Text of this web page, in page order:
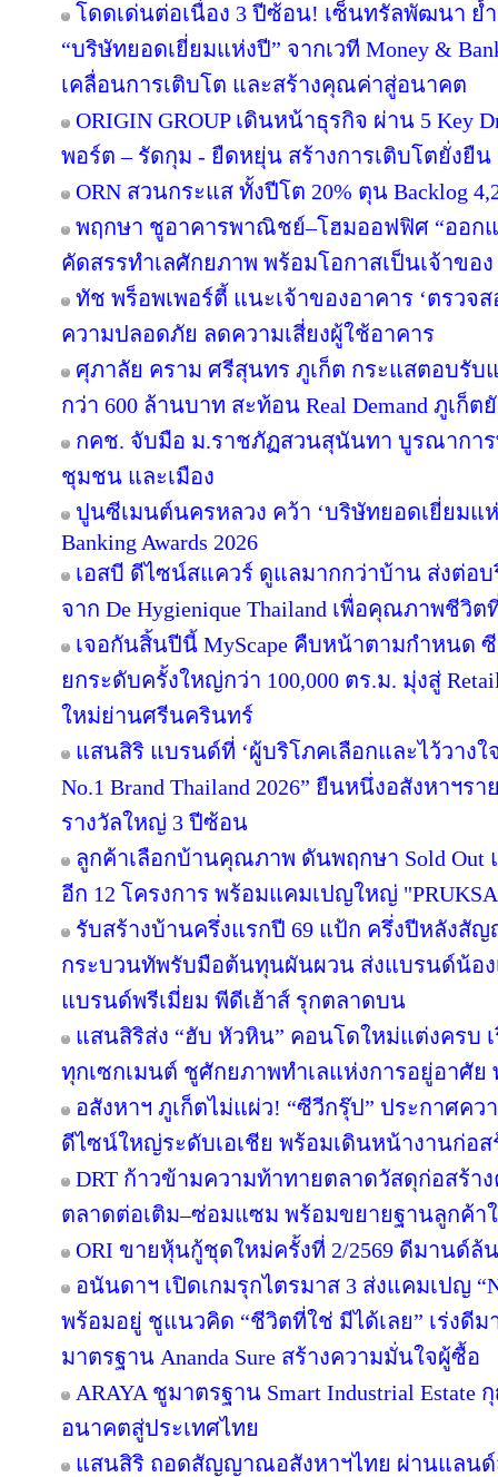
โดดเด่นต่อเนื่อง 3 ปีซ้อน! เซ็นทรัลพัฒนา ย้ำ
“บริษัทยอดเยี่ยมแห่งปี” จากเวที Money &
เคลื่อนการเติบโต และสร้างคุณค่าสู่อนาคต
ORIGIN GROUP เดินหน้าธุรกิจ ผ่าน 5 Key
พอร์ต – รัดกุม - ยืดหยุ่น สร้างการเติบโตยั่งยื
ORN สวนกระแส ทั้งปีโต 20% ตุน Backlog
พฤกษา ชูอาคารพาณิชย์–โฮมออฟฟิศ “ออก
คัดสรรทำเลศักยภาพ พร้อมโอกาสเป็นเจ้าของ
ทัช พร็อพเพอร์ตี้ แนะเจ้าของอาคาร ‘ตรวจ
ความปลอดภัย ลดความเสี่ยงผู้ใช้อาคาร
ศุภาลัย คราม ศรีสุนทร ภูเก็ต กระแสตอบรับ
กว่า 600 ล้านบาท สะท้อน Real Demand ภูเก็ต
กคช. จับมือ ม.ราชภัฏสวนสุนันทา บูรณากา
ชุมชน และเมือง
ปูนซีเมนต์นครหลวง คว้า ‘บริษัทยอดเยี่ยมแห่
Banking Awards 2026
เอสบี ดีไซน์สแควร์ ดูแลมากกว่าบ้าน ส่งต่อ
จาก De Hygienique Thailand เพื่อคุณภาพชี
เจอกันสิ้นปีนี้ MyScape คืบหน้าตามกำหนด
ยกระดับครั้งใหญ่กว่า 100,000 ตร.ม. มุ่งสู่
ใหม่ย่านศรีนครินทร์
แสนสิริ แบรนด์ที่ ‘ผู้บริโภคเลือกและไว้วางใ
No.1 Brand Thailand 2026” ยืนหนึ่งอสังหาฯร
รางวัลใหญ่ 3 ปีซ้อน
ลูกค้าเลือกบ้านคุณภาพ ดันพฤกษา Sold Out
อีก 12 โครงการ พร้อมแคมเปญใหญ่ "PRUKSA
รับสร้างบ้านครึ่งแรกปี 69 แป้ก ครึ่งปีหลัง
กระบวนทัพรับมือต้นทุนผันผวน ส่งแบรนด์น้อง
แบรนด์พรีเมี่ยม พีดีเฮ้าส์ รุกตลาดบน
แสนสิริส่ง “ฮับ หัวหิน” คอนโดใหม่แต่งครบ
ทุกเซกเมนต์ ชูศักยภาพทำเลแห่งการอยู่อาศั
อสังหาฯ ภูเก็ตไม่แผ่ว! “ซีวีกรุ๊ป” ประกาศคว
ดีไซน์ใหญ่ระดับเอเชีย พร้อมเดินหน้างานก่อส
DRT ก้าวข้ามความท้าทายตลาดวัสดุก่อสร้า
ตลาดต่อเติม–ซ่อมแซม พร้อมขยายฐานลูกค้
ORI ขายหุ้นกู้ชุดใหม่ครั้งที่ 2/2569 ดีมานด์ล้
อนันดาฯ เปิดเกมรุกไตรมาส 3 ส่งแคมเปญ
พร้อมอยู่ ชูแนวคิด “ชีวิตที่ใช่ มีได้เลย” เร่งดี
มาตรฐาน Ananda Sure สร้างความมั่นใจผู้ซื้อ
ARAYA ชูมาตรฐาน Smart Industrial
อนาคตสู่ประเทศไทย
แสนสิริ ถอดสัญญาณอสังหาฯไทย ผ่านแลนด์